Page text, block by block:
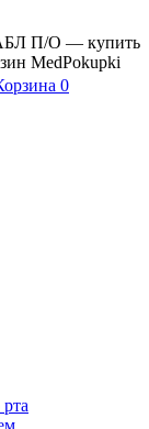
П/О — купить
MedPokupki
0